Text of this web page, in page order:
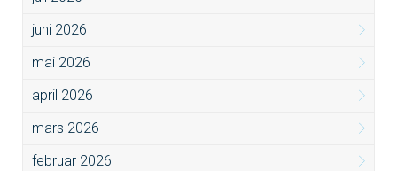
juni 2026
mai 2026
april 2026
mars 2026
februar 2026